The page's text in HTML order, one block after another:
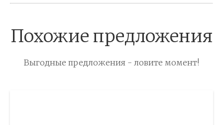
Похожие предложения
Выгодные предложения - ловите момент!